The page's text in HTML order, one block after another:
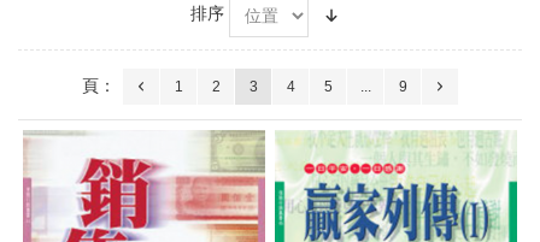
排序
頁： 1 2 3 4 5 ... 9